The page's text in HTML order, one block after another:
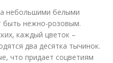
небольшими белыми
быть нежно-розовым.
каждый цветок –
два десятка тычинок.
что придает соцветиям